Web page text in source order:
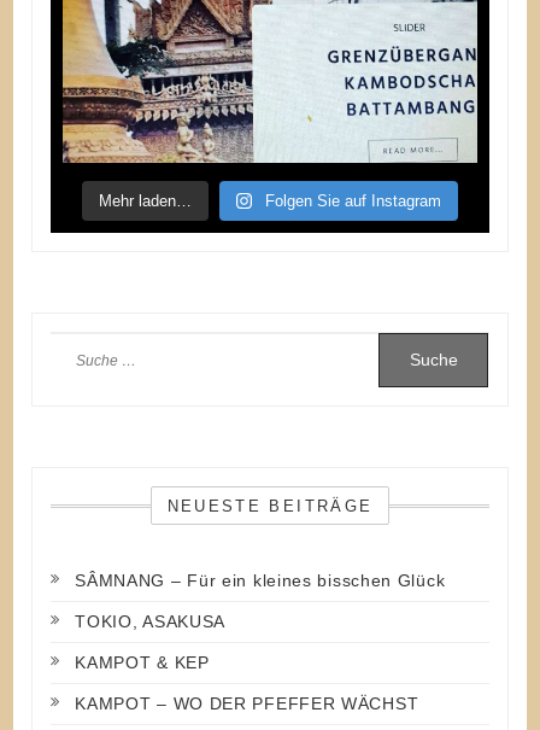
Mehr laden… Folgen Sie auf Instagram
nach:
NEUESTE BEITRÄGE
SÂMNANG – Für ein kleines bisschen Glück
TOKIO, ASAKUSA
KAMPOT & KEP
KAMPOT – WO DER PFEFFER WÄCHST